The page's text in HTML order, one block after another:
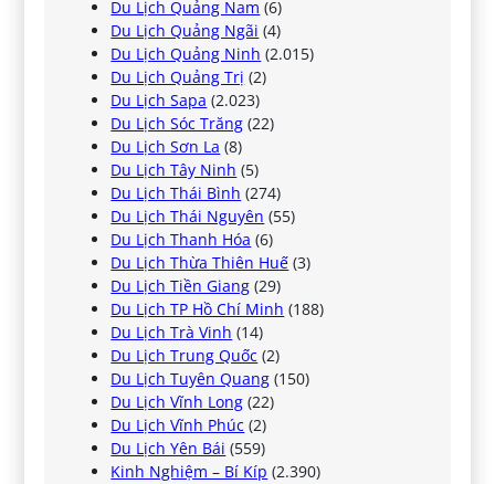
Du Lịch Quảng Nam (6)
Du Lịch Quảng Ngãi (4)
Du Lịch Quảng Ninh (2.015)
Du Lịch Quảng Trị (2)
Du Lịch Sapa (2.023)
Du Lịch Sóc Trăng (22)
Du Lịch Sơn La (8)
Du Lịch Tây Ninh (5)
Du Lịch Thái Bình (274)
Du Lịch Thái Nguyên (55)
Du Lịch Thanh Hóa (6)
Du Lịch Thừa Thiên Huế (3)
Du Lịch Tiền Giang (29)
Du Lịch TP Hồ Chí Minh (188)
Du Lịch Trà Vinh (14)
Du Lịch Trung Quốc (2)
Du Lịch Tuyên Quang (150)
Du Lịch Vĩnh Long (22)
Du Lịch Vĩnh Phúc (2)
Du Lịch Yên Bái (559)
Kinh Nghiệm – Bí Kíp (2.390)